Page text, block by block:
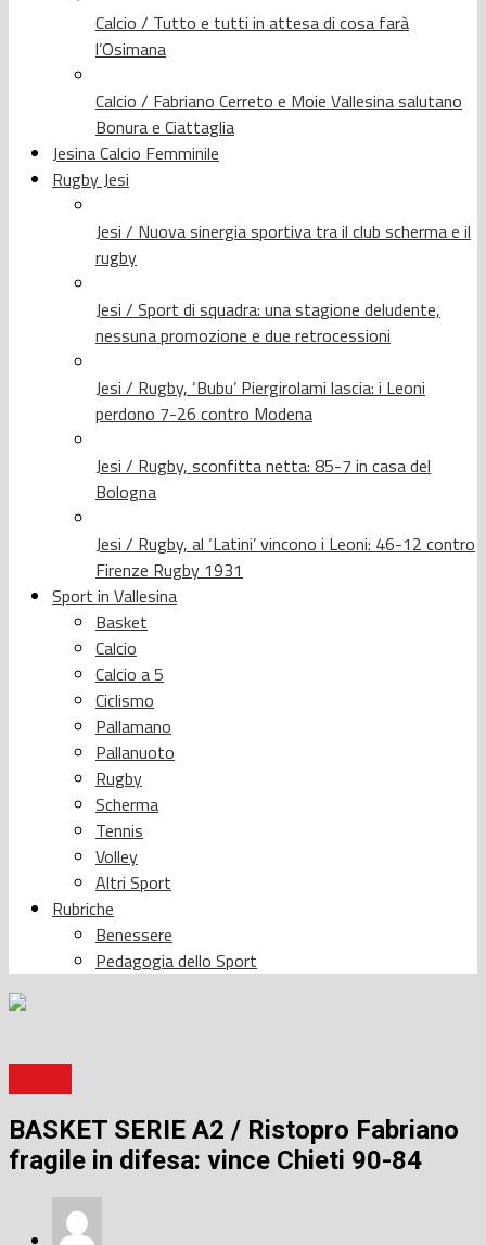
Calcio / Tutto e tutti in attesa di cosa farà
l’Osimana
Calcio / Fabriano Cerreto e Moie Vallesina salutano
Bonura e Ciattaglia
Jesina Calcio Femminile
Rugby Jesi
Jesi / Nuova sinergia sportiva tra il club scherma e il
rugby
Jesi / Sport di squadra: una stagione deludente,
nessuna promozione e due retrocessioni
Jesi / Rugby, ‘Bubu’ Piergirolami lascia: i Leoni
perdono 7-26 contro Modena
Jesi / Rugby, sconfitta netta: 85-7 in casa del
Bologna
Jesi / Rugby, al ‘Latini’ vincono i Leoni: 46-12 contro
Firenze Rugby 1931
Sport in Vallesina
Basket
Calcio
Calcio a 5
Ciclismo
Pallamano
Pallanuoto
Rugby
Scherma
Tennis
Volley
Altri Sport
Rubriche
Benessere
Pedagogia dello Sport
BASKET SERIE A2 / Ristopro Fabriano
fragile in difesa: vince Chieti 90-84